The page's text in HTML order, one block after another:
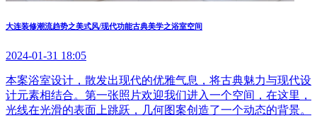
大连装修潮流趋势之美式风/现代功能古典美学之浴室空间
2024-01-31 18:05
本案浴室设计，散发出现代的优雅气息，将古典魅力与现代设
计元素相结合。第一张照片欢迎我们进入一个空间，在这里，
光线在光滑的表面上跳跃，几何图案创造了一个动态的背景。